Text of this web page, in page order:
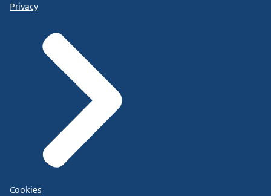
Privacy
Cookies